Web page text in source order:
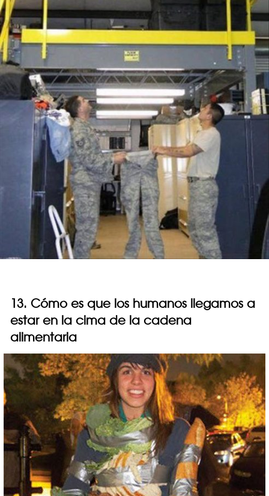
13. Cómo es que los humanos llegamos a
estar en la cima de la cadena
alimentaria